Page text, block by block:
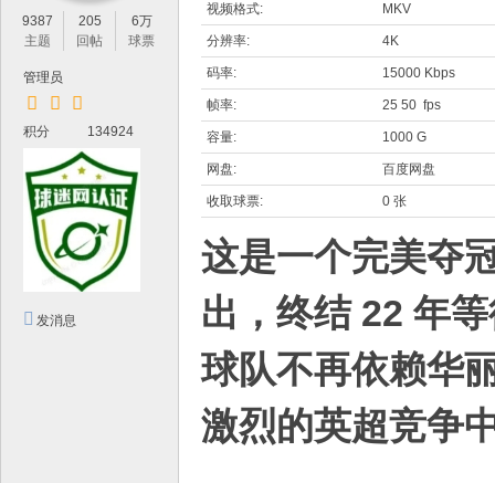
9387
主题
205
回帖
6万
球票
管理员
积分 134924
发消息
视频格式: MKV
分辨率: 4K
码率: 15000 Kbps
帧率: 25 50 fps
容量: 1000 G
网盘: 百度网盘
收取球票: 0 张
这是一个完美夺
出，终结 22 年
球队不再依赖华
激烈的英超竞争